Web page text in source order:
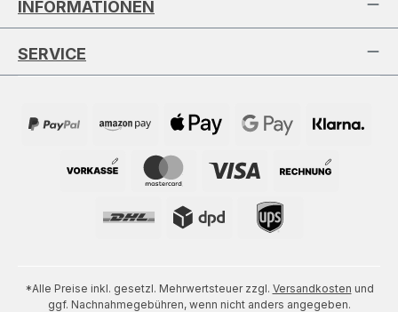
INFORMATIONEN
SERVICE
*Alle Preise inkl. gesetzl. Mehrwertsteuer zzgl. Versandkosten und
ggf. Nachnahmegebühren, wenn nicht anders angegeben.